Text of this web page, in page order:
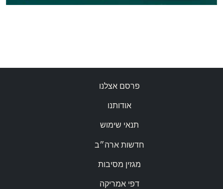
פרסם אצלנו
אודותנו
תנאי שימוש
חדשות ארה״ב
מגזין מסיבות
דפי אמריקה